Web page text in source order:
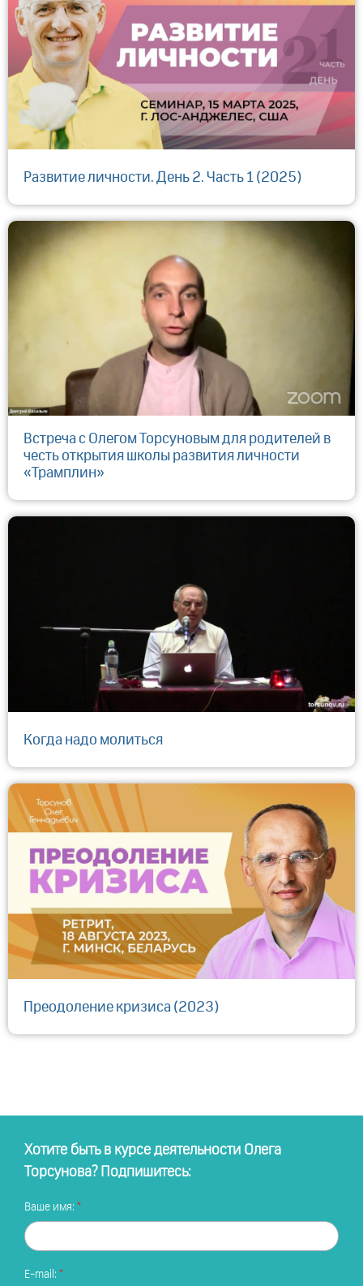
Развитие личности. День 2. Часть 1 (2025)
Встреча с Олегом Торсуновым для родителей в
честь открытия школы развития личности
«Трамплин»
Когда надо молиться
Преодоление кризиса (2023)
Хотите быть в курсе деятельности Олега
Торсунова? Подпишитесь:
Ваше имя:
E-mail: